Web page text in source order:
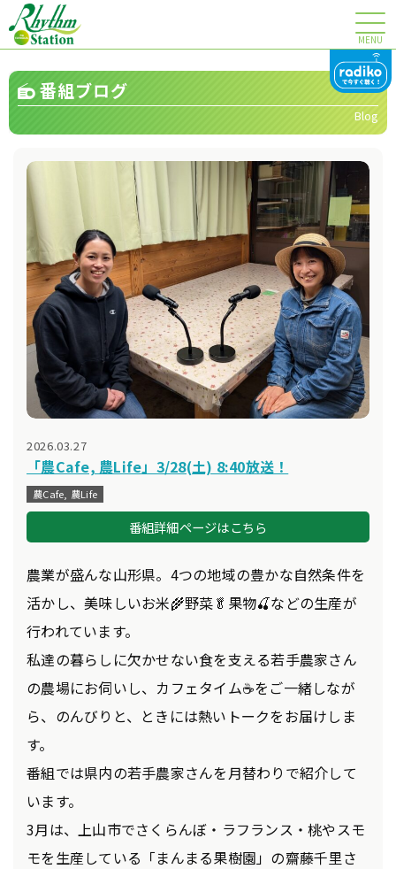
MENU
番組ブログ
Blog
2026.03.27
「農Cafe, 農Life」3/28(土) 8:40放送！
農Cafe, 農Life
番組詳細ページはこちら
農業が盛んな山形県。4つの地域の豊かな自然条件を
活かし、美味しいお米🌾野菜🥬果物🍒などの生産が
行われています。
私達の暮らしに欠かせない食を支える若手農家さん
の農場にお伺いし、カフェタイム☕をご一緒しなが
ら、のんびりと、ときには熱いトークをお届けしま
す。
番組では県内の若手農家さんを月替わりで紹介して
います。
3月は、上山市でさくらんぼ・ラフランス・桃やスモ
モを生産している「まんまる果樹園」の齋藤千里さ